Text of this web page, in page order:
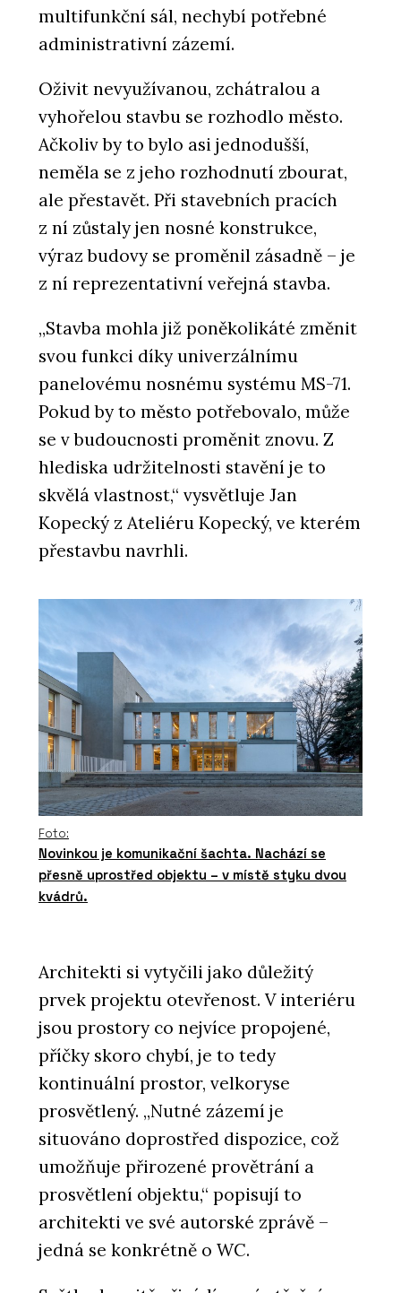
multifunkční sál, nechybí potřebné
administrativní zázemí.
Oživit nevyužívanou, zchátralou a
vyhořelou stavbu se rozhodlo město.
Ačkoliv by to bylo asi jednodušší,
neměla se z jeho rozhodnutí zbourat,
ale přestavět. Při stavebních pracích
z ní zůstaly jen nosné konstrukce,
výraz budovy se proměnil zásadně – je
z ní reprezentativní veřejná stavba.
„Stavba mohla již poněkolikáté změnit
svou funkci díky univerzálnímu
panelovému nosnému systému MS-71.
Pokud by to město potřebovalo, může
se v budoucnosti proměnit znovu. Z
hlediska udržitelnosti stavění je to
skvělá vlastnost,“ vysvětluje Jan
Kopecký z Ateliéru Kopecký, ve kterém
přestavbu navrhli.
Foto:
Novinkou je komunikační šachta. Nachází se
přesně uprostřed objektu – v místě styku dvou
kvádrů.
Architekti si vytyčili jako důležitý
prvek projektu otevřenost. V interiéru
jsou prostory co nejvíce propojené,
příčky skoro chybí, je to tedy
kontinuální prostor, velkoryse
prosvětlený. „Nutné zázemí je
situováno doprostřed dispozice, což
umožňuje přirozené provětrání a
prosvětlení objektu,“ popisují to
architekti ve své autorské zprávě –
jedná se konkrétně o WC.